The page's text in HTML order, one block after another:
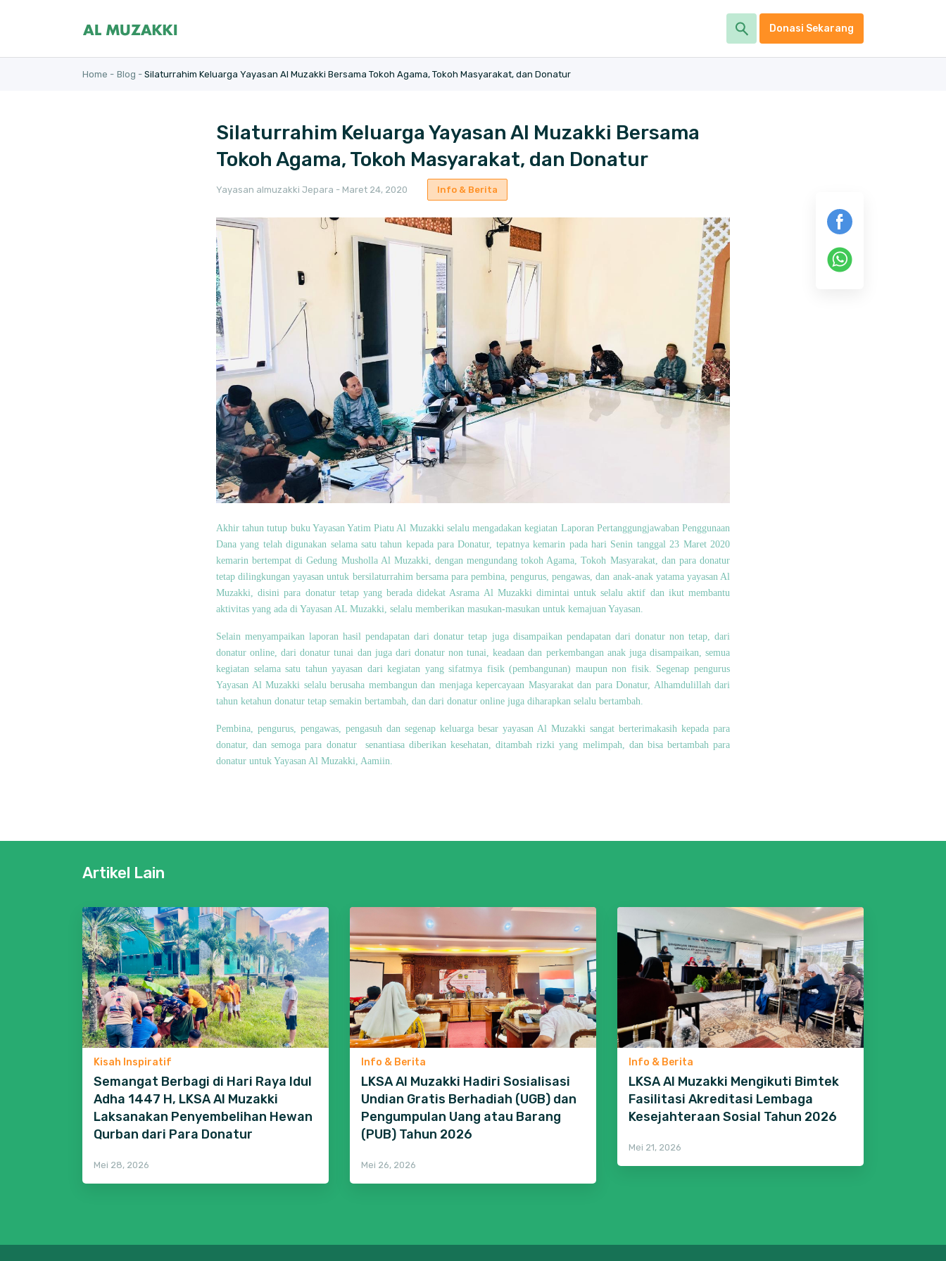
Donasi Sekarang
Home - Blog - Silaturrahim Keluarga Yayasan Al Muzakki Bersama Tokoh Agama, Tokoh Masyarakat, dan Donatur
Silaturrahim Keluarga Yayasan Al Muzakki Bersama
Tokoh Agama, Tokoh Masyarakat, dan Donatur
Yayasan almuzakki Jepara - Maret 24, 2020 Info & Berita
Akhir tahun tutup buku Yayasan Yatim Piatu Al Muzakki selalu mengadakan kegiatan Laporan Pertanggungjawaban Penggunaan
Dana yang telah digunakan selama satu tahun kepada para Donatur, tepatnya kemarin pada hari Senin tanggal 23 Maret 2020
kemarin bertempat di Gedung Musholla Al Muzakki, dengan mengundang tokoh Agama, Tokoh Masyarakat, dan para donatur
tetap dilingkungan yayasan untuk bersilaturrahim bersama para pembina, pengurus, pengawas, dan anak-anak yatama yayasan Al
Muzakki, disini para donatur tetap yang berada didekat Asrama Al Muzakki dimintai untuk selalu aktif dan ikut membantu
aktivitas yang ada di Yayasan AL Muzakki, selalu memberikan masukan-masukan untuk kemajuan Yayasan.
Selain menyampaikan laporan hasil pendapatan dari donatur tetap juga disampaikan pendapatan dari donatur non tetap, dari
donatur online, dari donatur tunai dan juga dari donatur non tunai, keadaan dan perkembangan anak juga disampaikan, semua
kegiatan selama satu tahun yayasan dari kegiatan yang sifatmya fisik (pembangunan) maupun non fisik. Segenap pengurus
Yayasan Al Muzakki selalu berusaha membangun dan menjaga kepercayaan Masyarakat dan para Donatur, Alhamdulillah dari
tahun ketahun donatur tetap semakin bertambah, dan dari donatur online juga diharapkan selalu bertambah.
Pembina, pengurus, pengawas, pengasuh dan segenap keluarga besar yayasan Al Muzakki sangat berterimakasih kepada para
donatur, dan semoga para donatur senantiasa diberikan kesehatan, ditambah rizki yang melimpah, dan bisa bertambah para
donatur untuk Yayasan Al Muzakki, Aamiin.
Artikel Lain
Kisah Inspiratif
Semangat Berbagi di Hari Raya Idul
Adha 1447 H, LKSA Al Muzakki
Laksanakan Penyembelihan Hewan
Qurban dari Para Donatur
Mei 28, 2026
Info & Berita
LKSA Al Muzakki Hadiri Sosialisasi
Undian Gratis Berhadiah (UGB) dan
Pengumpulan Uang atau Barang
(PUB) Tahun 2026
Mei 26, 2026
Info & Berita
LKSA Al Muzakki Mengikuti Bimtek
Fasilitasi Akreditasi Lembaga
Kesejahteraan Sosial Tahun 2026
Mei 21, 2026